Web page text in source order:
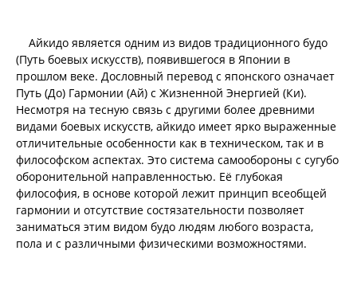
Айкидо является одним из видов традиционного будо
(Путь боевых искусств), появившегося в Японии в
прошлом веке. Дословный перевод с японского означает
Путь (До) Гармонии (Ай) с Жизненной Энергией (Ки).
Несмотря на тесную связь с другими более древними
видами боевых искусств, айкидо имеет ярко выраженные
отличительные особенности как в техническом, так и в
философском аспектах. Это система самообороны с сугубо
оборонительной направленностью. Её глубокая
философия, в основе которой лежит принцип всеобщей
гармонии и отсутствие состязательности позволяет
заниматься этим видом будо людям любого возраста,
пола и с различными физическими возможностями.